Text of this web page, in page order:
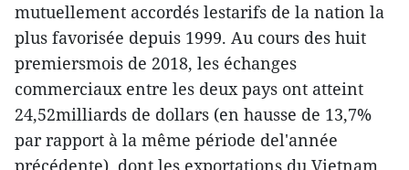
mutuellement accordés lestarifs de la nation la
plus favorisée depuis 1999. Au cours des huit
premiersmois de 2018, les échanges
commerciaux entre les deux pays ont atteint
24,52milliards de dollars (en hausse de 13,7%
par rapport à la même période del'année
précédente), dont les exportations du Vietnam